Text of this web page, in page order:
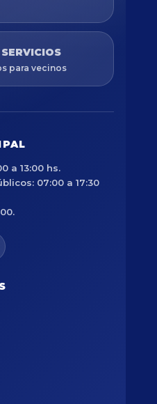
para vecinos
a 13:00 hs.
07:00 a 17:30